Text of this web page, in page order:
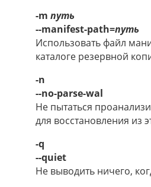
-m путь
--manifest-path=путь
Использовать файл
каталоге резервной
-n
--no-parse-wal
Не пытаться
для восстановления из
-q
--quiet
Не выводить ничего,